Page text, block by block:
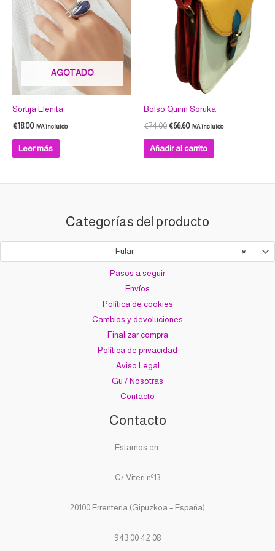
AGOTADO
Sortija Elenita
€18.00 IVA incluido
Leer más
Bolso Quinn Soruka
€74.00 €66.60 IVA incluido
Añadir al carrito
Categorías del producto
×
Fular
Pasos a seguir
Envíos
Política de cookies
Cambios y devoluciones
Finalizar compra
Política de privacidad
Aviso Legal
Gu / Nosotras
Contacto
Contacto
Estamos en:
C/ Viteri nº13
20100 Errenteria (Gipuzkoa – España)
943 00 42 08